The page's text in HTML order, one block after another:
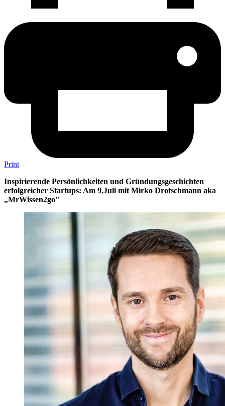
Print
Inspirierende Persönlichkeiten und Gründungsgeschichten
erfolgreicher Startups: Am 9.Juli mit Mirko Drotschmann aka
„MrWissen2go"